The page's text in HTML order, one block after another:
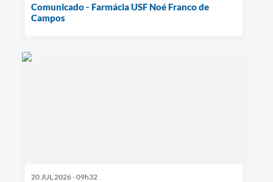
Comunicado - Farmácia USF Noé Franco de
Campos
20 JUL 2026 - 09h32